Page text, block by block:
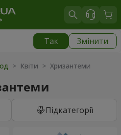
Так Змінити
> Квіти > Хризантеми
Підкатегорії